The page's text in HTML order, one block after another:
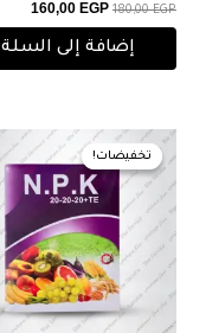
180,00EGP
160,00 EGP
إضافة إلى السلة
تخفيضات!
تخفيضات!
السعر
الأصلي
هو:
60,00 EGP.
السعر
الحالي
هو:
50,00 EGP.